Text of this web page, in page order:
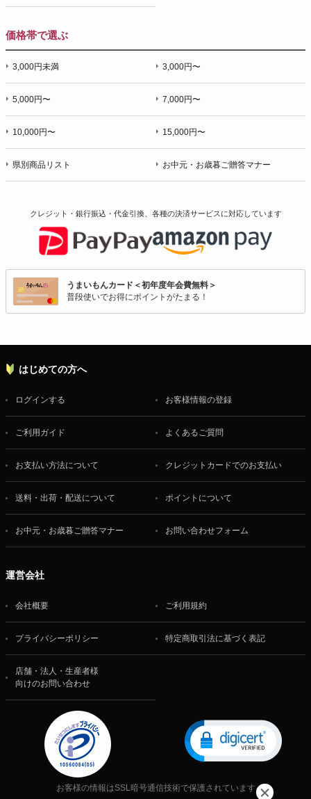
価格帯で選ぶ
3,000円未満 3,000円〜
5,000円〜 7,000円〜
10,000円〜 15,000円〜
県別商品リスト お中元・お歳暮ご贈答マナー
クレジット・銀行振込・代金引換、各種の決済サービスに対応しています
うまいもんカード＜初年度年会費無料＞
普段使いでお得にポイントがたまる！
はじめての方へ
ログインする お客様情報の登録
ご利用ガイド よくあるご質問
お支払い方法について クレジットカードでのお支払い
送料・出荷・配送について ポイントについて
お中元・お歳暮ご贈答マナー お問い合わせフォーム
運営会社
会社概要 ご利用規約
プライバシーポリシー 特定商取引法に基づく表記
店舗・法人・生産者様
向けのお問い合わせ
お客様の情報はSSL暗号通信技術で保護されています